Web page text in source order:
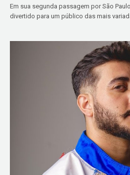
Em sua segunda passagem por São
divertido para um público das mais